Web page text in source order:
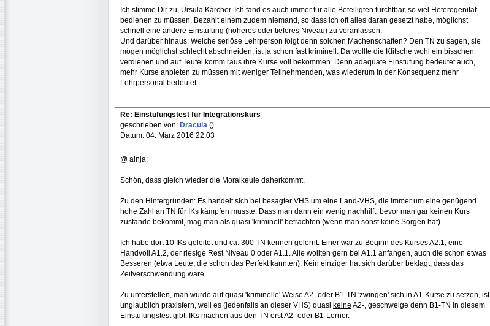
Ich stimme Dir zu, Ursula Kärcher. Ich fand es auch immer für alle Beteiligten furchtbar, so viel Heterogenität
bedienen zu müssen. Bezahlt einem zudem niemand, so dass ich oft alles daran gesetzt habe, möglichst
schnell eine andere Einstufung (höheres oder tieferes Niveau) zu veranlassen.
Und darüber hinaus: Welche seriöse Lehrperson folgt denn solchen Machenschaften? Den TN zu sagen, sie
mögen möglichst schlecht abschneiden, ist ja schon fast kriminell. Da wollte die Klitsche wohl ein bisschen
verdienen und auf Teufel komm raus ihre Kurse voll bekommen. Denn adäquate Einstufung bedeutet auch,
mehr Kurse anbieten zu müssen mit weniger Teilnehmenden, was wiederum in der Konsequenz mehr
Lehrpersonal bedeutet.
Re: Einstufungstest für Integrationskurs
geschrieben von: Dracula ()
Datum: 04. März 2016 22:03
@ ainja:
Schön, dass gleich wieder die Moralkeule daherkommt.
Zu den Hintergründen: Es handelt sich bei besagter VHS um eine Land-VHS, die immer um eine genügend
hohe Zahl an TN für IKs kämpfen musste. Dass man dann ein wenig nachhilft, bevor man gar keinen Kurs
zustande bekommt, mag man als quasi 'kriminell' betrachten (wenn man sonst keine Sorgen hat).
Ich habe dort 10 IKs geleitet und ca. 300 TN kennen gelernt. Einer war zu Beginn des Kurses A2.1, eine
Handvoll A1.2, der riesige Rest Niveau 0 oder A1.1. Alle wollten gern bei A1.1 anfangen, auch die schon etwas
Besseren (etwa Leute, die schon das Perfekt kannten). Kein einziger hat sich darüber beklagt, dass das
Zeitverschwendung wäre.
Zu unterstellen, man würde auf quasi 'kriminelle' Weise A2- oder B1-TN 'zwingen' sich in A1-Kurse zu setzen, ist
unglaublich praxisfern, weil es (jedenfalls an dieser VHS) quasi keine A2-, geschweige denn B1-TN in diesem
Einstufungstest gibt. IKs machen aus den TN erst A2- oder B1-Lerner.